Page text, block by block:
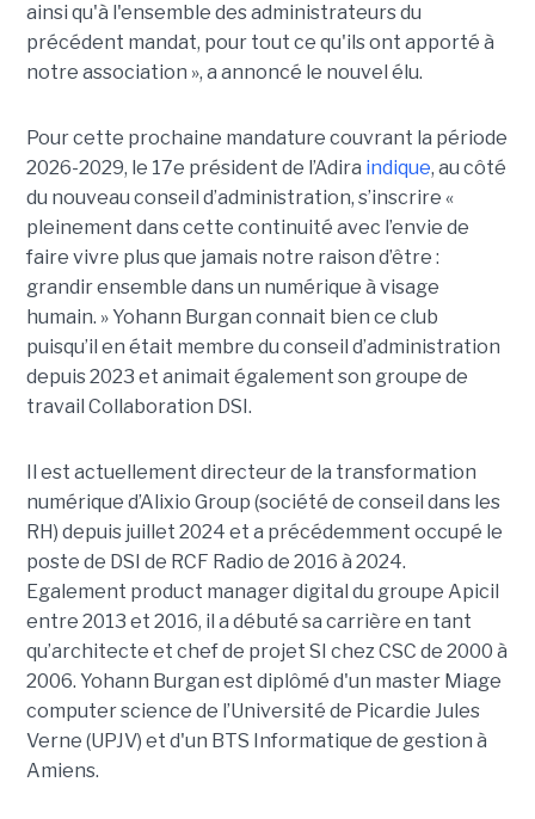
ainsi qu'à l'ensemble des administrateurs du
précédent mandat, pour tout ce qu'ils ont apporté à
notre association », a annoncé le nouvel élu.
Pour cette prochaine mandature couvrant la période
2026-2029, le 17e président de l’Adira indique, au côté
du nouveau conseil d’administration, s’inscrire «
pleinement dans cette continuité avec l’envie de
faire vivre plus que jamais notre raison d’être :
grandir ensemble dans un numérique à visage
humain. »Yohann Burgan connait bien ce club
puisqu’il en était membre du conseil d’administration
depuis 2023 et animait également son groupe de
travail Collaboration DSI.
Il est actuellement directeur de la transformation
numérique d’Alixio Group (société de conseil dans les
RH) depuis juillet 2024 et a précédemment occupé le
poste de DSI de RCF Radio de 2016 à 2024.
Egalement product manager digital du groupe Apicil
entre 2013 et 2016, il a débuté sa carrière en tant
qu’architecte et chef de projet SI chez CSC de 2000 à
2006. Yohann Burgan est diplômé d'un master Miage
computer science de l’Université de Picardie Jules
Verne (UPJV) et d'un BTS Informatique de gestion à
Amiens.